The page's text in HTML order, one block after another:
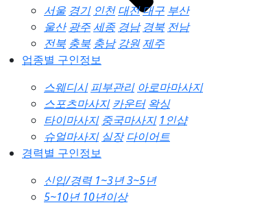
서울 경기 인천 대전대구 부산
울산 광주세종 경남 경북 전남
전북 충북 충남 강원제주
업종별 구인정보
스웨디시 피부관리 아로마마사지
스포츠마사지 카운터 왁싱
타이마사지 중국마사지 1인샵
슈얼마사지 실장 다이어트
경력별 구인정보
신입/경력 1~3년3~5년
5~10년 10년이상